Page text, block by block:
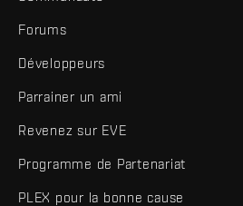
Forums
Développeurs
Parrainer un ami
Revenez sur EVE
Programme de Partenariat
PLEX pour la bonne cause